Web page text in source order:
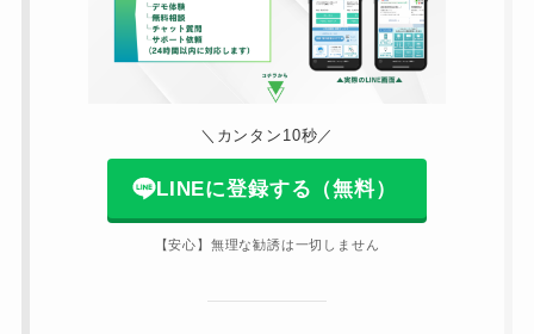
＼カンタン10秒／
LINEに登録する（無料）
【安心】無理な勧誘は一切しません